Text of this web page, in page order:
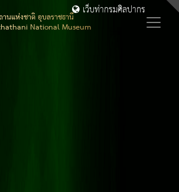
แห่งชาติ อุบลราชธานี
National Museum
เว็บท่ากรมศิลปากร